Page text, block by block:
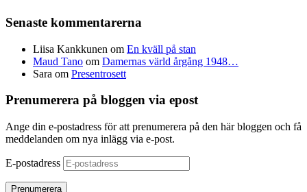
Senaste kommentarerna
Liisa Kankkunen om En kväll på stan
Maud Tano om Damernas värld årgång 1948…
Sara om Presentrosett
Prenumerera på bloggen via epost
Ange din e-postadress för att prenumerera på den här bloggen och få
meddelanden om nya inlägg via e-post.
E-postadress